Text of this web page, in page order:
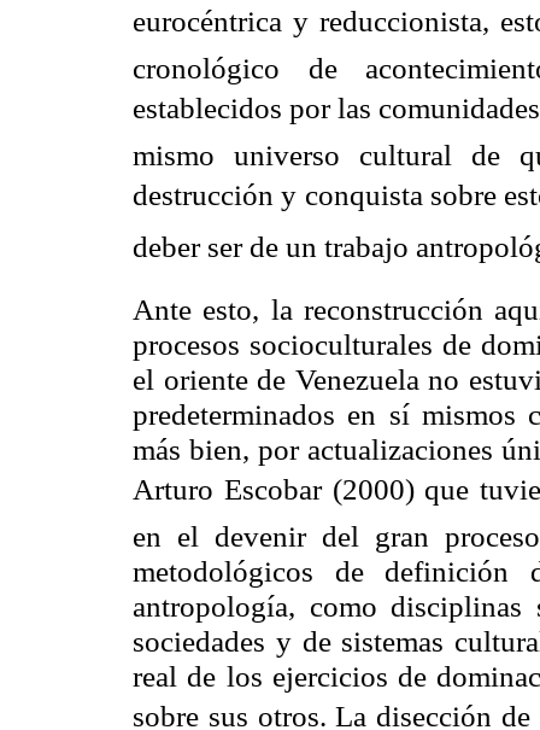
eurocéntrica y reduccionista,
cronológico de
establecidos por las
mismo universo cultural de
destrucción y conquista sobre
deber ser de un trabajo
Ante esto, la reconstrucción
procesos socioculturales de
el oriente de Venezuela no
predeterminados en sí mismos
más bien, por actualizaciones
Arturo Escobar (2000) que
en el devenir del gran
metodológicos de
antropología, como disciplinas
sociedades y de sistemas
real de los ejercicios de
sobre sus otros. La disección